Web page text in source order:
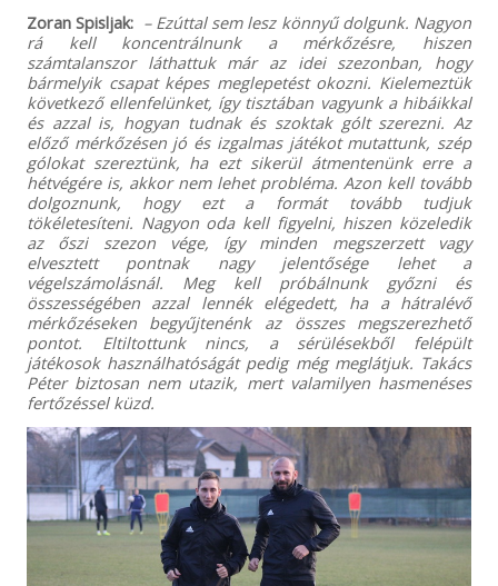
Zoran Spisljak: – Ezúttal sem lesz könnyű dolgunk. Nagyon
rá kell koncentrálnunk a mérkőzésre, hiszen
számtalanszor láthattuk már az idei szezonban, hogy
bármelyik csapat képes meglepetést okozni. Kielemeztük
következő ellenfelünket, így tisztában vagyunk a hibáikkal
és azzal is, hogyan tudnak és szoktak gólt szerezni. Az
előző mérkőzésen jó és izgalmas játékot mutattunk, szép
gólokat szereztünk, ha ezt sikerül átmentenünk erre a
hétvégére is, akkor nem lehet probléma. Azon kell tovább
dolgoznunk, hogy ezt a formát tovább tudjuk
tökéletesíteni. Nagyon oda kell figyelni, hiszen közeledik
az őszi szezon vége, így minden megszerzett vagy
elvesztett pontnak nagy jelentősége lehet a
végelszámolásnál. Meg kell próbálnunk győzni és
összességében azzal lennék elégedett, ha a hátralévő
mérkőzéseken begyűjtenénk az összes megszerezhető
pontot. Eltiltottunk nincs, a sérülésekből felépült
játékosok használhatóságát pedig még meglátjuk. Takács
Péter biztosan nem utazik, mert valamilyen hasmenéses
fertőzéssel küzd.